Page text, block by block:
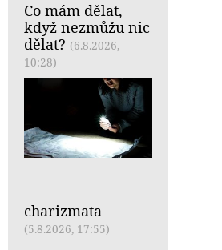
Co mám dělat,
když nezmůžu nic
dělat? (6.8.2026,
10:28)
charizmata
(5.8.2026, 17:55)